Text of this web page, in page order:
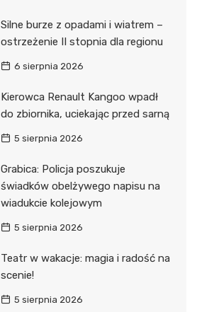
Silne burze z opadami i wiatrem –
ostrzeżenie II stopnia dla regionu
6 sierpnia 2026
Kierowca Renault Kangoo wpadł
do zbiornika, uciekając przed sarną
5 sierpnia 2026
Grabica: Policja poszukuje
świadków obelżywego napisu na
wiadukcie kolejowym
5 sierpnia 2026
Teatr w wakacje: magia i radość na
scenie!
5 sierpnia 2026